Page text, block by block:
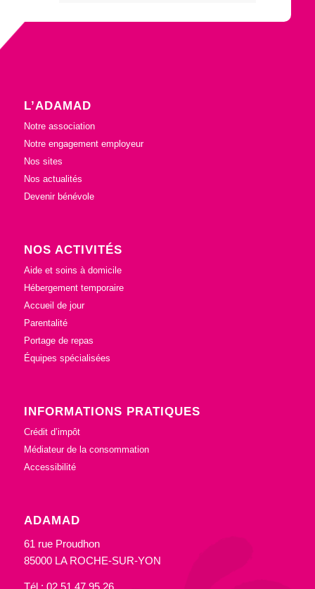
L’ADAMAD
Notre association
Notre engagement employeur
Nos sites
Nos actualités
Devenir bénévole
NOS ACTIVITÉS
Aide et soins à domicile
Hébergement temporaire
Accueil de jour
Parentalité
Portage de repas
Équipes spécialisées
INFORMATIONS PRATIQUES
Crédit d’impôt
Médiateur de la consommation
Accessibilité
ADAMAD
61 rue Proudhon
85000 LA ROCHE-SUR-YON
Tél : 02 51 47 95 26